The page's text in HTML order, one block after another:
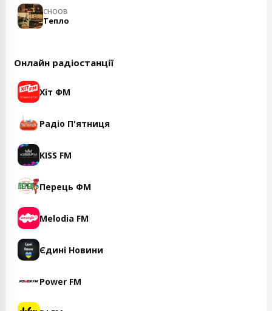
CHOOB
Тепло
Онлайн радіостанції
Хіт ФМ
Радіо П'ятниця
KISS FM
Перець ФМ
Melodia FM
Єдині Новини
Power FM